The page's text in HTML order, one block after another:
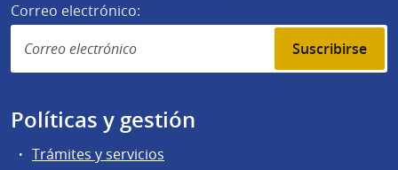
Correo electrónico:
Suscribirse
Políticas y gestión
Trámites y servicios